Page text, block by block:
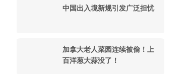
中国出入境新规引发广泛担忧
加拿大老人菜园连续被偷！上
百洋葱大蒜没了！